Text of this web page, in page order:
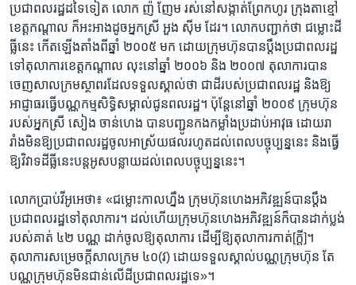
ប្រជា​ពលរដ្ឋ​ដទៃ​ទៀត ​លោក​ ញ៉ ញែម​ រស់​នៅ​សង្កាត់​ព្រែក​ហូរ​ ក្រុង​តាខ្មៅ ​
ខេត្ត​កណ្តាល ​ក៏​អះអាង​ដូច​អ្នកស្រី ​អួង ស៊ីម ​ដែរ។ ​លោក​បញ្ជាក់​ថា ​ជម្លោះ​ដី
ធ្លី​នេះ ​កើត​ឡើង​តាំង​ពី​ឆ្នាំ​ ២០០៥ ​មក​ ដោយ​ក្រុមហ៊ុន​បាន​ប្តឹង​ប្រជា​ពល​រដ្ឋ ​
ទៅ​តុលាការ​ខេត្ត​កណ្តាល ​លុះ​នៅ​ឆ្នាំ ​២០០៦ ​និង​ ២០០៧ ​តុលាការ​បាន​
ចេញ​សាលក្រម​ស្ថាពរដែល​ទទួល​ស្គាល់​ថា​ ជា​ដី​របស់​ប្រជា​ពលរដ្ឋ ​និង​ឱ្យ​
អាជ្ញាធរ​ធ្វើ​បណ្ណ​កម្ម​សិទ្ធិ​សម្គាល់​ជូន​ពល​រដ្ឋ។ ​ប៉ុន្តែ​នៅ​ឆ្នាំ ​២០០៩ ​ក្រុម​ហ៊ុន​
របស់​អ្នកស្រី​ សៀង ចាន់ហេង ​បាន​បញ្ជូន​កង​កម្លាំង​ប្រដាប់​អាវុធ ដោយ​រា
រាំង​មិន​ឱ្យ​ប្រជា​ពលរដ្ឋ​ចូល​អាស្រ័យ​ផល​រហូត​ដល់​ពេល​បច្ចុប្បន្ន​នេះ ​និង​ធ្វើ​
ឱ្យ​វិវាទ​ដីធ្លី​នេះ​បន្ត​អូស​បន្លាយ​ដល់​ពេល​បច្ចុប្បន្ន​នេះ។​
លោក​ប្រាប់​វីអូអេ​ថា៖ ​«ជម្លោះ​កាល​ហ្នឹង ​ក្រុមហ៊ុន​ហេង​អភិវឌ្ឍន៍​បាន​ប្តឹង​
ប្រជា​ពល​រដ្ឋ​ទៅ​តុលាការ។ ​ដល់​ហើយ​ក្រុមហ៊ុន​ហេង​អភិវឌ្ឍន៍​ក៏​បាន​ដាក់​ប្លង់​
របស់​គាត់ ​៤២ ​បណ្ណ ​ដាក់​ចូល​ឱ្យ​តុលាការ​ ដើម្បី​ឱ្យ​តុលាការ​កាត់​[ក្តី]។ ​
តុលាការ​សម្រេច​ក្តី​សាលក្រម ​៤០​(វ)​ ដោយ​ទទួល​ស្គាល់​បណ្ណ​ក្រុមហ៊ុន ​តែ​
បណ្ណ​ក្រុមហ៊ុន​មិន​ជាន់​លើ​ដី​ប្រជា​ពលរដ្ឋ​ទេ»។​